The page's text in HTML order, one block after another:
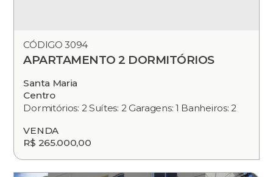
CÓDIGO 3094
APARTAMENTO 2 DORMITÓRIOS
Santa Maria
Centro
Dormitórios: 2 Suítes: 2 Garagens: 1 Banheiros: 2
VENDA
R$ 265.000,00